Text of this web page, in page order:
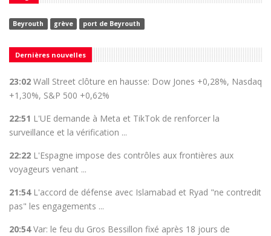
Beyrouth grève port de Beyrouth
Dernières nouvelles
23:02 Wall Street clôture en hausse: Dow Jones +0,28%, Nasdaq
+1,30%, S&P 500 +0,62%
22:51 L'UE demande à Meta et TikTok de renforcer la
surveillance et la vérification ...
22:22 L'Espagne impose des contrôles aux frontières aux
voyageurs venant ...
21:54 L'accord de défense avec Islamabad et Ryad "ne contredit
pas" les engagements ...
20:54 Var: le feu du Gros Bessillon fixé après 18 jours de